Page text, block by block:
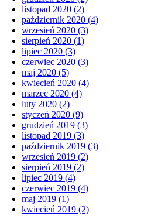
listopad 2020 (2)
październik 2020 (4)
wrzesień 2020 (3)
sierpień 2020 (1)
lipiec 2020 (3)
czerwiec 2020 (3)
maj 2020 (5)
kwiecień 2020 (4)
marzec 2020 (4)
luty 2020 (2)
styczeń 2020 (9)
grudzień 2019 (3)
listopad 2019 (3)
październik 2019 (3)
wrzesień 2019 (2)
sierpień 2019 (2)
lipiec 2019 (4)
czerwiec 2019 (4)
maj 2019 (1)
kwiecień 2019 (2)